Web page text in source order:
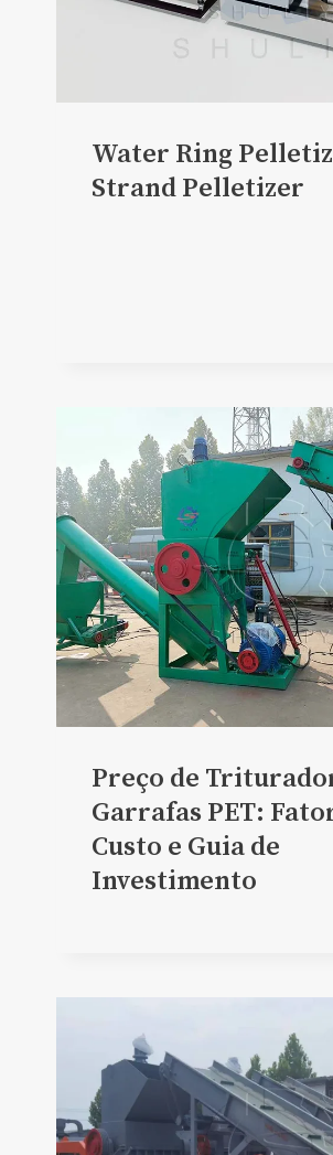
Water Ring
Strand Pelletizer
Preço de
Garrafas PET:
Custo e Guia de
Investimento